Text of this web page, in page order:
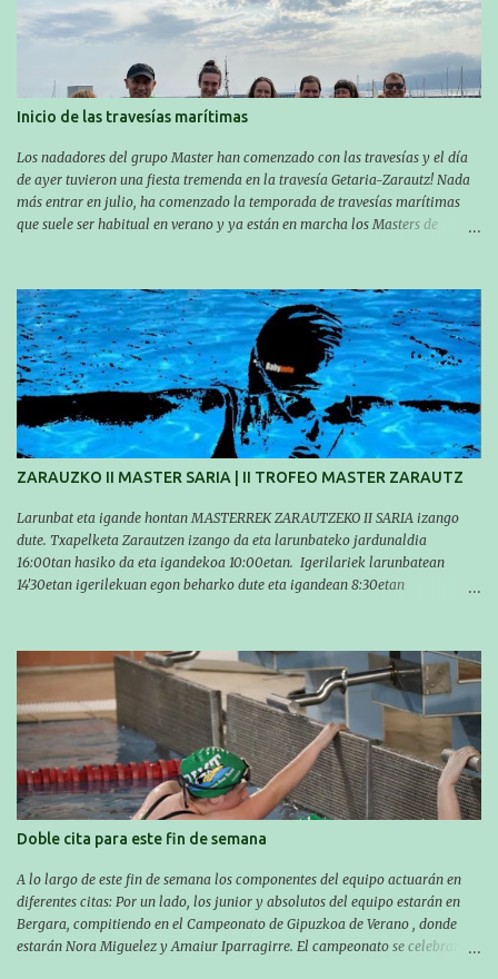
Inicio de las travesías marítimas
Los nadadores del grupo Master han comenzado con las travesías y el día
de ayer tuvieron una fiesta tremenda en la travesía Getaria-Zarautz! Nada
más entrar en julio, ha comenzado la temporada de travesías marítimas
que suele ser habitual en verano y ya están en marcha los Masters de
próxima cita. Para empezar, el 13 de julio, Manu Santos participó en la
XXXVIII. Travesía a nado de Ondarroa y recorrió una distancia de 1600
metros en 28 minutos y 30 segundos. Al día siguiente, Manu Santos y su
compañero Asier Gorostegi participaron en la V. San Antón Bira. En esta
travesía se realiza un recorrido desde la playa de Gaztetape hasta la playa
de Malkorbe, pero debido al estado del mar de aquel día, la organización
decidió hacerlo en el interior de la bahía de la playa de Malkorbe. Así,
Asier completó el recorrido en 29 minutos y 30 segundos, c...
ZARAUZKO II MASTER SARIA | II TROFEO MASTER ZARAUTZ
Larunbat eta igande hontan MASTERREK ZARAUTZEKO II SARIA izango
dute. Txapelketa Zarautzen izango da eta larunbateko jardunaldia
16:00tan hasiko da eta igandekoa 10:00etan. Igerilariek larunbatean
14'30etan igerilekuan egon beharko dute eta igandean 8:30etan
domingo los MASTERS tendrán el II TROFEO MASTER DE ZARAUTZ. La
competición se celebrará en Zarautz a las 16:00 la jornada del sabado y a
las 10:00 la del domingo. Los/las nadadores/as tendrán que estar en la
piscina a las 14:30 el sabado y a las 8:30 el domingo (polideportivo
Aritzbatalde). SERIES
Doble cita para este fin de semana
A lo largo de este fin de semana los componentes del equipo actuarán en
diferentes citas: Por un lado, los junior y absolutos del equipo estarán en
Bergara, compitiendo en el Campeonato de Gipuzkoa de Verano , donde
estarán Nora Miguelez y Amaiur Iparragirre. El campeonato se celebrará